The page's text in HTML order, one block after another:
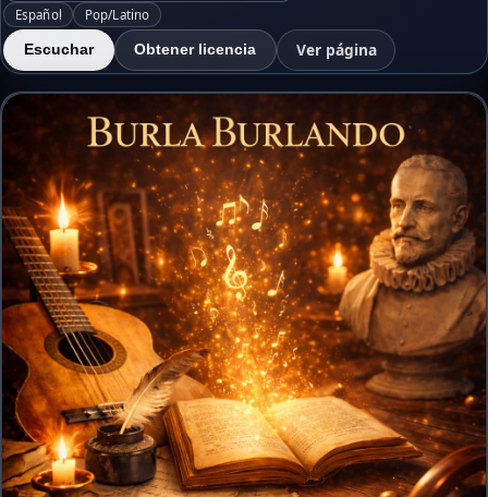
Español Pop/Latino
Escuchar Obtener licencia Ver página